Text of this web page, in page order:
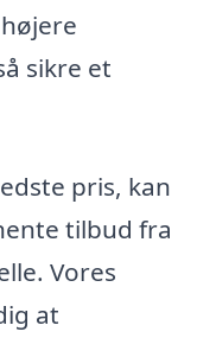
sikre et
pris, kan
tilbud fra
Vores
at